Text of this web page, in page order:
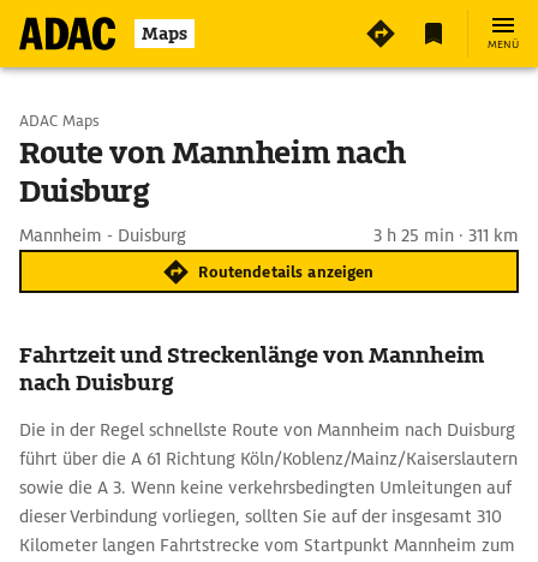
Maps MENÜ
Start wählen
Ziel eingeben
ADAC Maps
Route von Mannheim nach
Duisburg
Mannheim - Duisburg 3 h 25 min · 311 km
Routendetails anzeigen
Fahrtzeit und Streckenlänge von Mannheim
nach Duisburg
Die in der Regel schnellste Route von Mannheim nach Duisburg
führt über die A 61 Richtung Köln/Koblenz/Mainz/Kaiserslautern
sowie die A 3. Wenn keine verkehrsbedingten Umleitungen auf
dieser Verbindung vorliegen, sollten Sie auf der insgesamt 310
Kilometer langen Fahrtstrecke vom Startpunkt Mannheim zum